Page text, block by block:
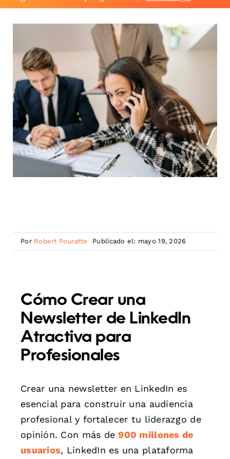
Por Robert Pouratte Publicado el: mayo 19, 2026
Cómo Crear una
Newsletter de LinkedIn
Atractiva para
Profesionales
Crear una newsletter en LinkedIn es
esencial para construir una audiencia
profesional y fortalecer tu liderazgo de
opinión. Con más de900 millones de
usuarios, LinkedIn es una plataforma